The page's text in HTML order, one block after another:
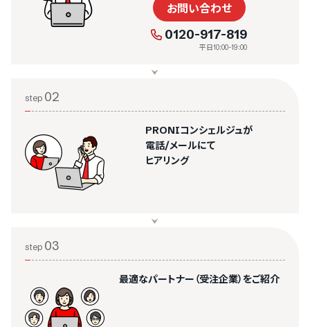
お問い合わせ
0120-917-819
平日10:00-19:00
step 02
PRONIコンシェルジュが
電話/メールにて
ヒアリング
step 03
最適なパートナー（受注企業）をご紹介